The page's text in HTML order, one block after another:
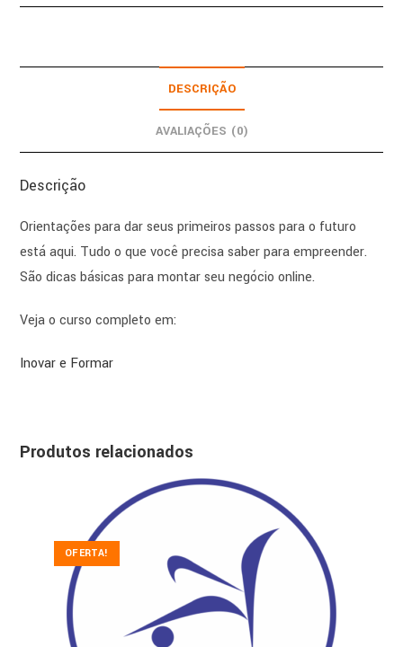
DESCRIÇÃO
AVALIAÇÕES (0)
Descrição
Orientações para dar seus primeiros passos para o futuro
está aqui. Tudo o que você precisa saber para empreender.
São dicas básicas para montar seu negócio online.
Veja o curso completo em:
Inovar e Formar
Produtos relacionados
OFERTA!